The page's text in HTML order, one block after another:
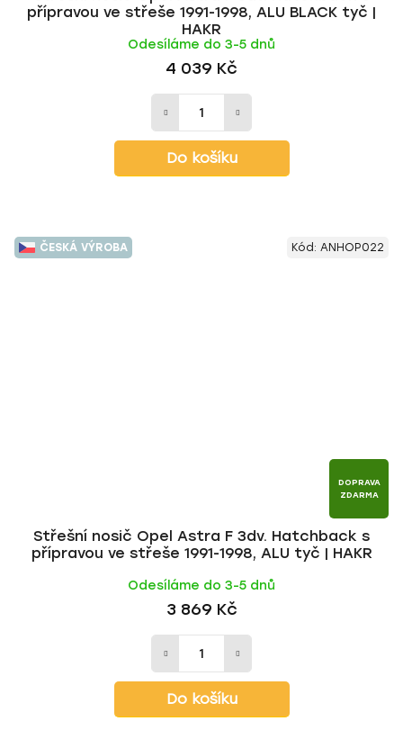
přípravou ve střeše 1991-1998, ALU BLACK tyč |
HAKR
Odesíláme do 3-5 dnů
4 039 Kč
Do košíku
ČESKÁ VÝROBA
DOPRAVA
ZDARMA
Střešní nosič Opel Astra F 3dv. Hatchback s
přípravou ve střeše 1991-1998, ALU tyč | HAKR
Odesíláme do 3-5 dnů
3 869 Kč
Do košíku
Kód: ANHOP022